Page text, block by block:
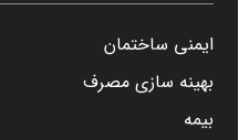
ایمنی ساختمان
بهینه سازی مصرف
بیمه